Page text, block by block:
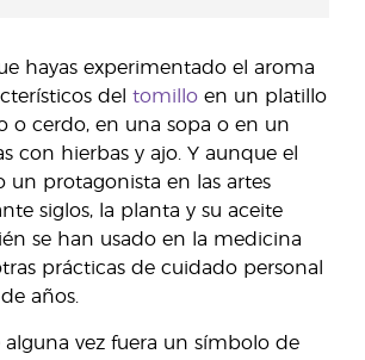
hayas experimentado el aroma
del tomillo en un platillo
o cerdo, en una sopa o en un
con hierbas y ajo. Y aunque el
un protagonista en las artes
siglos, la planta y su aceite
se han usado en la medicina
prácticas de cuidado personal
años.
alguna vez fuera un símbolo de